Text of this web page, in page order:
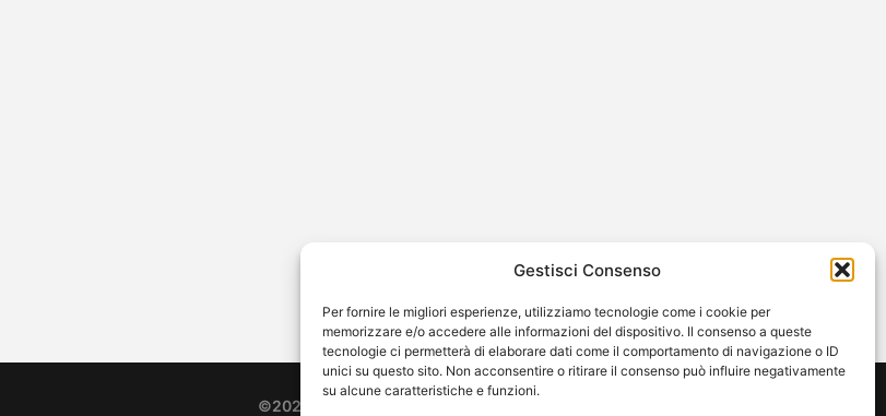
Gestisci Consenso
Per fornire le migliori esperienze, utilizziamo tecnologie come i cookie per
memorizzare e/o accedere alle informazioni del dispositivo. Il consenso a queste
tecnologie ci permetterà di elaborare dati come il comportamento di navigazione o ID
unici su questo sito. Non acconsentire o ritirare il consenso può influire negativamente
su alcune caratteristiche e funzioni.
©2026 Free Streaming